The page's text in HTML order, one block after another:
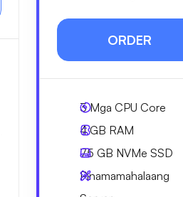
ORDER
3Mga CPU Core
4 GB RAM
75 GB NVMe SSD
Pinamamahalaang